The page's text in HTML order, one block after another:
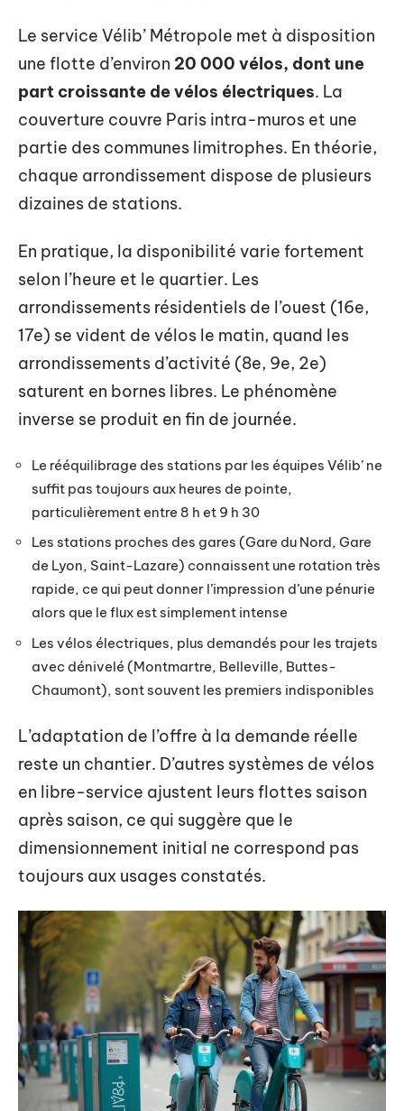
Le service Vélib’ Métropole met à disposition
une flotte d’environ 20 000 vélos, dont une
part croissante de vélos électriques. La
couverture couvre Paris intra-muros et une
partie des communes limitrophes. En théorie,
chaque arrondissement dispose de plusieurs
dizaines de stations.
En pratique, la disponibilité varie fortement
selon l’heure et le quartier. Les
arrondissements résidentiels de l’ouest (16e,
17e) se vident de vélos le matin, quand les
arrondissements d’activité (8e, 9e, 2e)
saturent en bornes libres. Le phénomène
inverse se produit en fin de journée.
Le rééquilibrage des stations par les équipes Vélib’ ne
suffit pas toujours aux heures de pointe,
particulièrement entre 8 h et 9 h 30
Les stations proches des gares (Gare du Nord, Gare
de Lyon, Saint-Lazare) connaissent une rotation très
rapide, ce qui peut donner l’impression d’une pénurie
alors que le flux est simplement intense
Les vélos électriques, plus demandés pour les trajets
avec dénivelé (Montmartre, Belleville, Buttes-
Chaumont), sont souvent les premiers indisponibles
L’adaptation de l’offre à la demande réelle
reste un chantier. D’autres systèmes de vélos
en libre-service ajustent leurs flottes saison
après saison, ce qui suggère que le
dimensionnement initial ne correspond pas
toujours aux usages constatés.